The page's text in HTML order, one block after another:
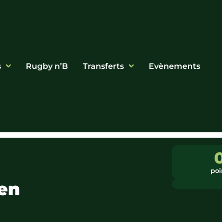
Rugby n’B Transferts Evènements